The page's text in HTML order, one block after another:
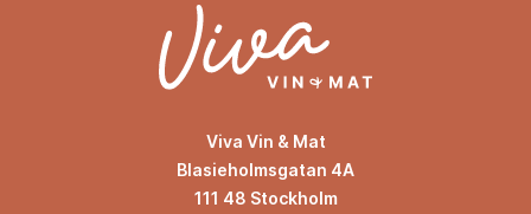
Viva Vin & Mat
Blasieholmsgatan 4A
111 48 Stockholm